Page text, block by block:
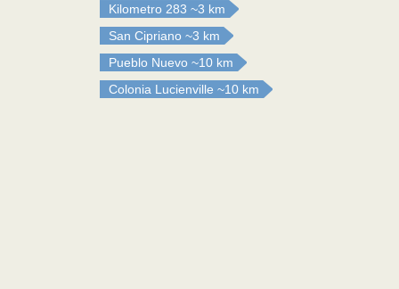
Kilometro 283 ~3 km
San Cipriano ~3 km
Pueblo Nuevo ~10 km
Colonia Lucienville ~10 km